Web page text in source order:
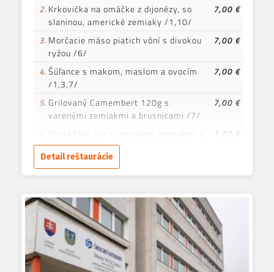
2. Krkovička na omáčke z dijonézy, so
slaninou, americké zemiaky /1,10/
7,00 €
3. Morčacie mäso piatich vôní s divokou
ryžou /6/
7,00 €
4.Šúľance s makom, maslom a ovocím
/1,3,7/
7,00 €
5.Grilovaný Camembert 120g s
varenými zemiakmi a brusnicami /7/
7,00 €
Vyprážaný syr s varenými zemiakmi a
tatárskou omáčkou /1,3,7/
7,00 €
7.Kuracie prsia na bylinkovom masle s
opekanými zemiakmi /7/
8.Šalát s kuracími nugetkami a
americkým dresingom /1,3,7/
9.Listový šalát s grilovanou hlivou,
horčicovo-medovým dresingom,
posypaný parmezánom a s opečeným
toastom /1,7,10/
7,00 €
Detail reštaurácie